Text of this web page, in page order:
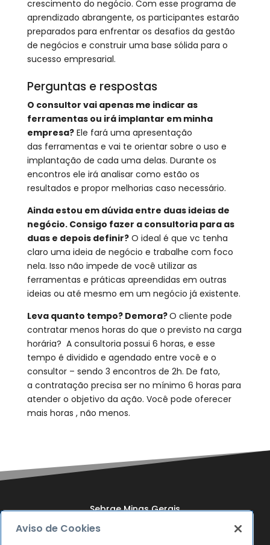
crescimento do negócio. Com esse programa de
aprendizado abrangente, os participantes estarão
preparados para enfrentar os desafios da gestão
de negócios e construir uma base sólida para o
sucesso empresarial.
Perguntas e respostas
O consultor vai apenas me indicar as
ferramentas ou irá implantar em minha
empresa?Ele fará uma apresentação
das ferramentas e vai te orientar sobre o uso e
implantação de cada uma delas. Durante os
encontros ele irá analisar como estão os
resultados e propor melhorias caso necessário.
Ainda estou em dúvida entre duas ideias de
negócio. Consigo fazer a consultoria para as
duas e depois definir?O ideal é que vc tenha
claro uma ideia de negócio e trabalhe com foco
nela. Isso não impede de você utilizar as
ferramentas e práticas apreendidas em outras
ideias ou até mesmo em um negócio já existente.
Leva quanto tempo? Demora?O cliente pode
contratar menos horas do que o previsto na carga
horária? A consultoria possui 6 horas, e esse
tempo é dividido e agendado entre você e o
consultor – sendo 3 encontros de 2h. De fato,
a contratação precisa ser no mínimo 6 horas para
atender o objetivo da ação. Você pode oferecer
mais horas , não menos.
Sebrae Minas Gerais
Aviso de Cookies